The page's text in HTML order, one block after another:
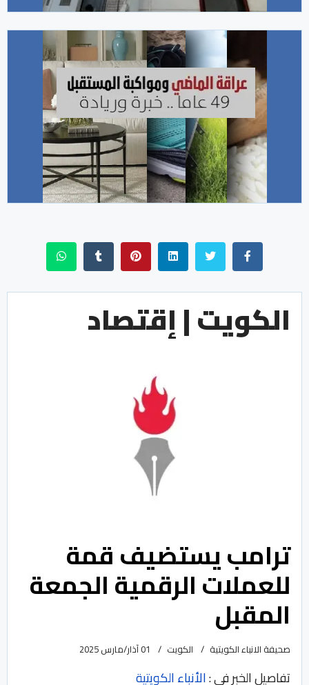
الكويت | إقتصاد
ترامب يستضيف قمة
للعملات الرقمية الجمعة
المقبل
صحيفة الانباء الكويتية الكويت 01 آذار/مارس 2025
تفاصيل الخبر في :الأنباء الكويتية